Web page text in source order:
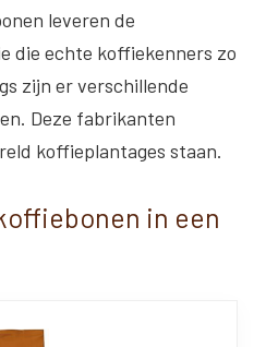
leveren de
die echte koffiekenners zo
zijn er verschillende
Deze fabrikanten
koffieplantages staan.
in een